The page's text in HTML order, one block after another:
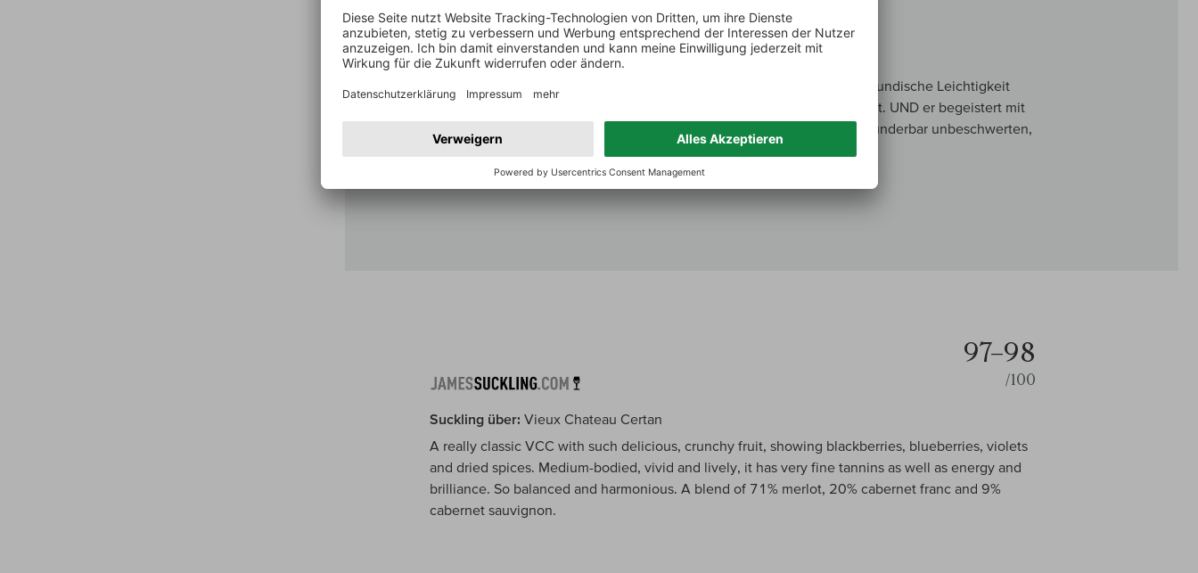
wesentlich voller.
JAHRGANGSBERICHT
Dieser extrem rare Jahrgang 2024 besticht durch seine noble, fast burgundische Leichtigkeit
und eine messerscharfe Finesse, die an den legendären 1988er erinnert. UND er begeistert mit
sehr geschliffenen Seidentanninen, animierender Frische und einem wunderbar unbeschwerten,
sexy Trinkfluss. Perfekt für den frühen Genuss!
Zum Jahrgangsbericht
97–98
/100
Suckling über: Vieux Chateau Certan
A really classic VCC with such delicious, crunchy fruit, showing blackberries, blueberries, violets
and dried spices. Medium-bodied, vivid and lively, it has very fine tannins as well as energy and
brilliance. So balanced and harmonious. A blend of 71% merlot, 20% cabernet franc and 9%
cabernet sauvignon.